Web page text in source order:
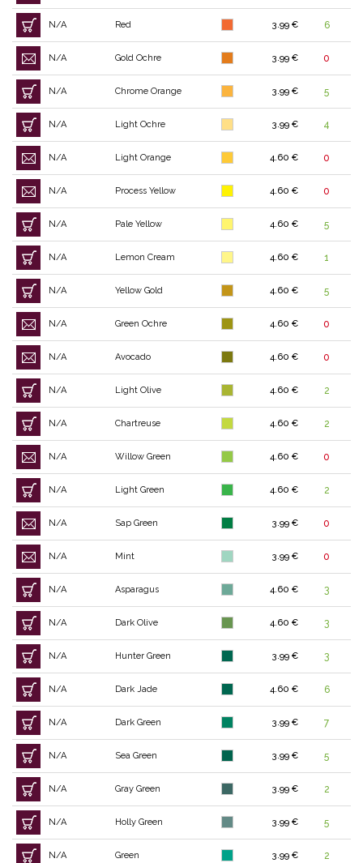
N/A Red 3.99 € 6
N/A Gold Ochre 3.99 € 0
N/A Chrome Orange 3.99 € 5
N/A Light Ochre 3.99 € 4
N/A Light Orange 4.60 € 0
N/A Process Yellow 4.60 € 0
N/A Pale Yellow 4.60 € 5
N/A Lemon Cream 4.60 € 1
N/A Yellow Gold 4.60 € 5
N/A Green Ochre 4.60 € 0
N/A Avocado 4.60 € 0
N/A Light Olive 4.60 € 2
N/A Chartreuse 4.60 € 2
N/A Willow Green 4.60 € 0
N/A Light Green 4.60 € 2
N/A Sap Green 3.99 € 0
N/A Mint 3.99 € 0
N/A Asparagus 4.60 € 3
N/A Dark Olive 4.60 € 3
N/A Hunter Green 3.99 € 3
N/A Dark Jade 4.60 € 6
N/A Dark Green 3.99 € 7
N/A Sea Green 3.99 € 5
N/A Gray Green 3.99 € 2
N/A Holly Green 3.99 € 5
N/A Green 3.99 € 2